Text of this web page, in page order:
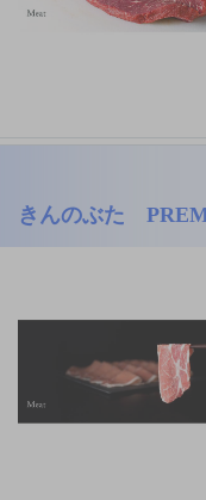
きんのぶた